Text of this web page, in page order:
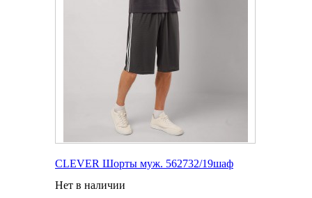
CLEVER Шорты муж. 562732/19шаф
Нет в наличии